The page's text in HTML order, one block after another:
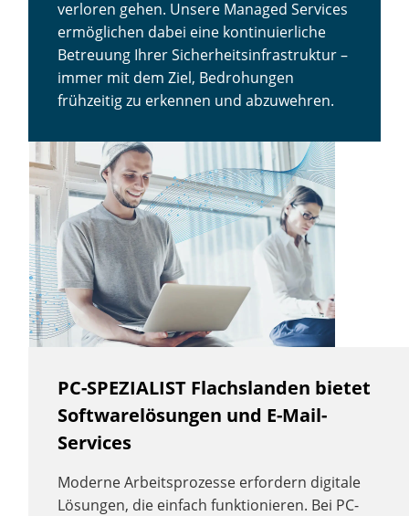
verloren gehen. Unsere Managed Services
ermöglichen dabei eine kontinuierliche
Betreuung Ihrer Sicherheitsinfrastruktur –
immer mit dem Ziel, Bedrohungen
frühzeitig zu erkennen und abzuwehren.
PC-SPEZIALIST Flachslanden bietet
Softwarelösungen und E-Mail-
Services
Moderne Arbeitsprozesse erfordern digitale
Lösungen, die einfach funktionieren. Bei PC-